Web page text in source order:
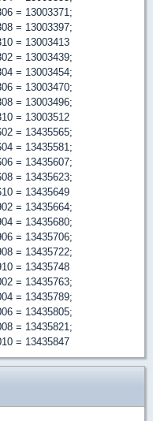
= 13003371;
= 13003397;
= 13003413
= 13003439;
= 13003454;
= 13003470;
= 13003496;
= 13003512
= 13435565;
= 13435581;
= 13435607;
= 13435623;
= 13435649
= 13435664;
= 13435680;
= 13435706;
= 13435722;
= 13435748
= 13435763;
= 13435789;
= 13435805;
= 13435821;
= 13435847